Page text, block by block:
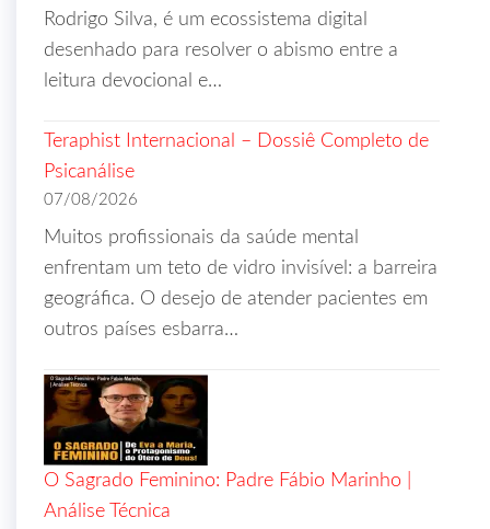
Rodrigo Silva, é um ecossistema digital
desenhado para resolver o abismo entre a
leitura devocional e…
Teraphist Internacional – Dossiê Completo de
Psicanálise
07/08/2026
Muitos profissionais da saúde mental
enfrentam um teto de vidro invisível: a barreira
geográfica. O desejo de atender pacientes em
outros países esbarra…
O Sagrado Feminino: Padre Fábio Marinho |
Análise Técnica